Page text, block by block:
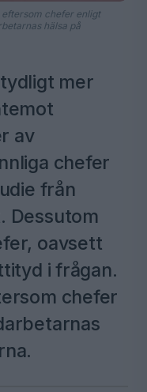
eftersom chefer enligt
hälsa på
mer
av
chefer
från
Dessutom
oavsett
i frågan.
chefer